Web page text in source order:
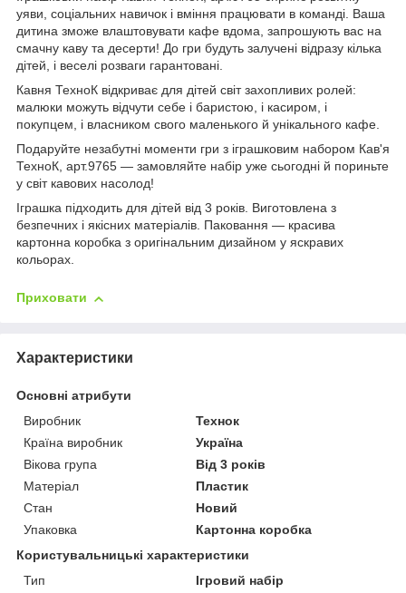
уяви, соціальних навичок і вміння працювати в команді. Ваша
дитина зможе влаштовувати кафе вдома, запрошують вас на
смачну каву та десерти! До гри будуть залучені відразу кілька
дітей, і веселі розваги гарантовані.
Кавня ТехноК відкриває для дітей світ захопливих ролей:
малюки можуть відчути себе і баристою, і касиром, і
покупцем, і власником свого маленького й унікального кафе.
Подаруйте незабутні моменти гри з іграшковим набором Кав'я
ТехноК, арт.9765 — замовляйте набір уже сьогодні й пориньте
у світ кавових насолод!
Іграшка підходить для дітей від 3 років. Виготовлена з
безпечних і якісних матеріалів. Паковання — красива
картонна коробка з оригінальним дизайном у яскравих
кольорах.
Приховати
Характеристики
Основні атрибути
Виробник
Технок
Країна виробник
Україна
Вікова група
Від 3 років
Матеріал
Пластик
Стан
Новий
Упаковка
Картонна коробка
Користувальницькі характеристики
Тип
Ігровий набір